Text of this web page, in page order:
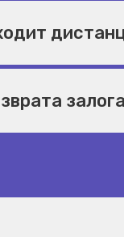
залога